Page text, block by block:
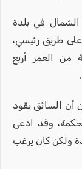
لواء الشمال في بلدة
طريق رئيسي،
من العمر أربع
أن السائق يقود
وقد ادعى
ولكن كان يرغب